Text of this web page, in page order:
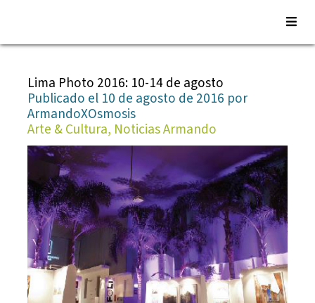
Saltar
contenidoLima Photo 2016: 10-14 de agosto
Publicado el 10 de agosto de 2016 por
ArmandoXOsmosis
Arte & Cultura, Noticias Armando